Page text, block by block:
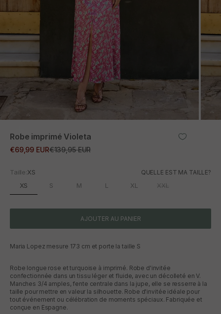
Robe imprimé Violeta
Prix promotionnel
€69,99 EURPrix normal
€139,95 EUR
Taille:XS QUELLE EST MA TAILLE?
XS S M L XL XXL
AJOUTER AU PANIER
Maria Lopez mesure 173 cm et porte la taille S
Robe longue rose et turquoise à imprimé. Robe d'invitée
confectionnée dans un tissu léger et fluide, avec un décolleté en V.
Manches 3/4 amples, fente centrale dans la jupe, elle se resserre à la
taille pour mettre en valeur la silhouette. Robe d'invitée idéale pour
tout événement ou célébration de moments spéciaux. Fabriquée et
conçue en Espagne.